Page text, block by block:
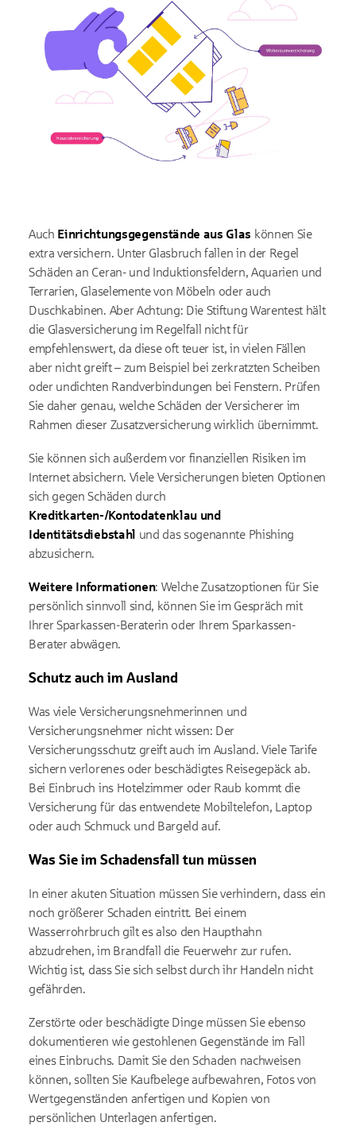
Auch Einrichtungsgegenstände aus Glas können Sie
extra versichern. Unter Glasbruch fallen in der Regel
Schäden an Ceran- und Induktionsfeldern, Aquarien und
Terrarien, Glaselemente von Möbeln oder auch
Duschkabinen. Aber Achtung: Die Stiftung Warentest hält
die Glasversicherung im Regelfall nicht für
empfehlenswert, da diese oft teuer ist, in vielen Fällen
aber nicht greift – zum Beispiel bei zerkratzten Scheiben
oder undichten Randverbindungen bei Fenstern. Prüfen
Sie daher genau, welche Schäden der Versicherer im
Rahmen dieser Zusatzversicherung wirklich übernimmt.
Sie können sich außerdem vor finanziellen Risiken im
Internet absichern. Viele Versicherungen bieten Optionen
sich gegen Schäden durch
Kreditkarten-/Kontodatenklau und
Identitätsdiebstahl und das sogenannte Phishing
abzusichern.
Weitere Informationen: Welche Zusatzoptionen für Sie
persönlich sinnvoll sind, können Sie im Gespräch mit
Ihrer Sparkassen-Beraterin oder Ihrem Sparkassen-
Berater abwägen.
Schutz auch im Ausland
Was viele Versicherungsnehmerinnen und
Versicherungsnehmer nicht wissen: Der
Versicherungsschutz greift auch im Ausland. Viele Tarife
sichern verlorenes oder beschädigtes Reisegepäck ab.
Bei Einbruch ins Hotelzimmer oder Raub kommt die
Versicherung für das entwendete Mobiltelefon, Laptop
oder auch Schmuck und Bargeld auf.
Was Sie im Schadensfall tun müssen
In einer akuten Situation müssen Sie verhindern, dass ein
noch größerer Schaden eintritt. Bei einem
Wasserrohrbruch gilt es also den Haupthahn
abzudrehen, im Brandfall die Feuerwehr zur rufen.
Wichtig ist, dass Sie sich selbst durch ihr Handeln nicht
gefährden.
Zerstörte oder beschädigte Dinge müssen Sie ebenso
dokumentieren wie gestohlenen Gegenstände im Fall
eines Einbruchs. Damit Sie den Schaden nachweisen
können, sollten Sie Kaufbelege aufbewahren, Fotos von
Wertgegenständen anfertigen und Kopien von
persönlichen Unterlagen anfertigen.